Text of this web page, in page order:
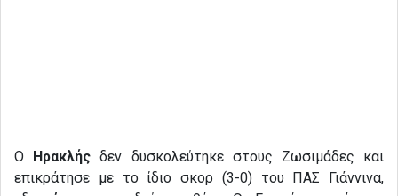
Ο Ηρακλής δεν δυσκολεύτηκε στους Ζωσιμάδες και
επικράτησε με το ίδιο σκορ (3-0) του ΠΑΣ Γιάννινα,